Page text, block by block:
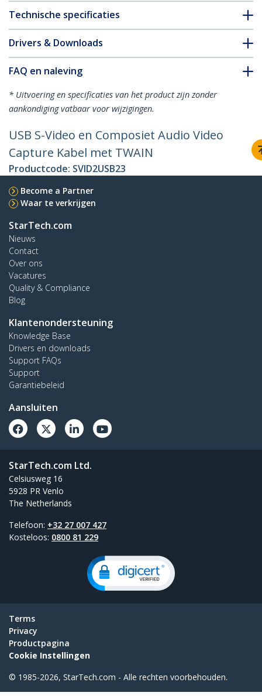
Technische specificaties
Drivers & Downloads
FAQ en naleving
* Uitvoering en specificaties van het product zijn zonder
aankondiging vatbaar voor wijzigingen.
USB S-Video en Composiet Audio Video
Capture Kabel met TWAIN
Productcode: SVID2USB23
Become a Partner
Waar te verkrijgen
StarTech.com
Nieuws
Contact
Over ons
Vacatures
Quality & Compliance
Blog
Klantenondersteuning
Knowledge Base
Drivers en downloads
Support FAQs
Support
Garantiebeleid
Aansluiten
StarTech.com Ltd.
Celsiusweg 16
5928 PR Venlo
The Netherlands
Telefoon: +32 27 007 427
Kosteloos: 0800 81 229
Terms
Privacy
Productpagina
Cookie Instellingen
© 1985-2026, StarTech.com - Alle rechten voorbehouden.